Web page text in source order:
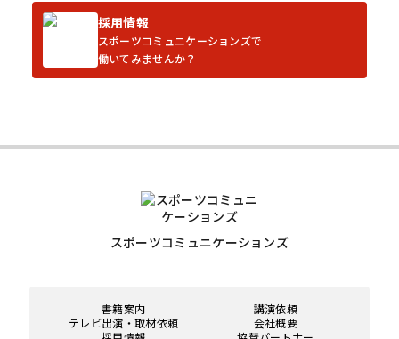
採用情報
スポーツコミュニケーションズで
働いてみませんか？
スポーツコミュニケーションズ
書籍案内
講演依頼
テレビ出演・取材依頼
会社概要